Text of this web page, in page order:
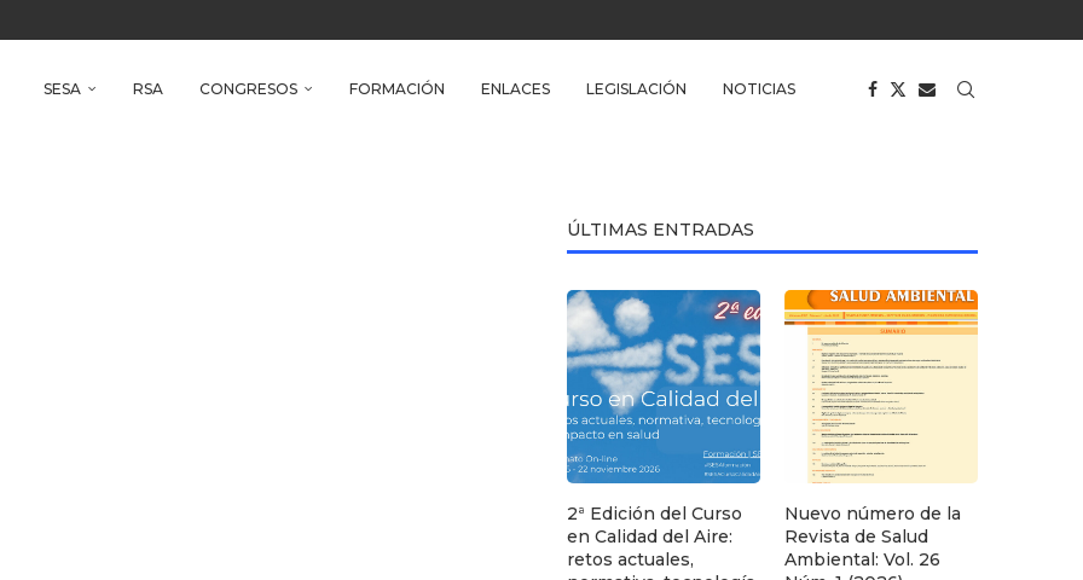
SESA
RSA CONGRESOS FORMACIÓN ENLACES LEGISLACIÓN NOTICIAS
ÚLTIMAS ENTRADAS
2ª Edición del Curso
en Calidad del Aire:
retos actuales,
Nuevo número de la
Revista de Salud
Ambiental: Vol. 26